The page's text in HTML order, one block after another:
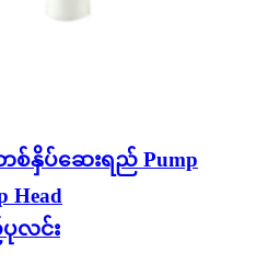
စ်နှိပ်ဆေးရည် Pump
Head
ပုလင်း